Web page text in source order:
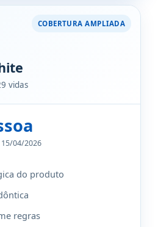
COBERTURA AMPLIADA
vidas
04/2026
do produto
regras